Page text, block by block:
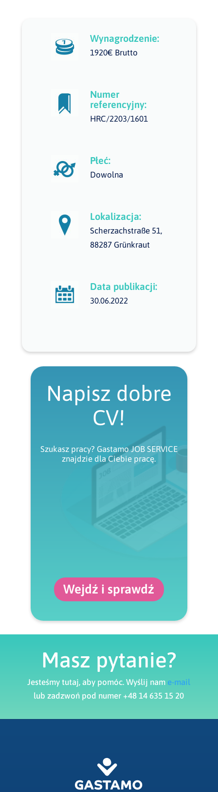
Wynagrodzenie:
1920€ Brutto
Numer
referencyjny:
HRC/2203/1601
Płeć:
Dowolna
Lokalizacja:
Scherzachstraße 51,
88287 Grünkraut
Data publikacji:
30.06.2022
Napisz dobre
CV!
Szukasz pracy? Gastamo JOB SERVICE
znajdzie dla Ciebie pracę.
Wejdź i sprawdź
Masz pytanie?
Jesteśmy tutaj, aby pomóc. Wyślij nam e-mail
lub zadzwoń pod numer +48 14 635 15 20